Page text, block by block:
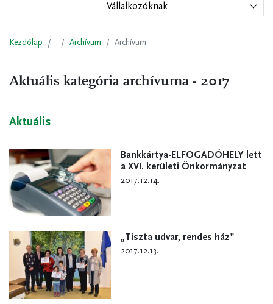
Vállalkozóknak
Kezdőlap Archívum Archívum
Aktuális kategória archívuma - 2017
Aktuális
Bankkártya-ELFOGADÓHELY lett
a XVI. kerületi Önkormányzat
2017.12.14.
„Tiszta udvar, rendes ház”
2017.12.13.